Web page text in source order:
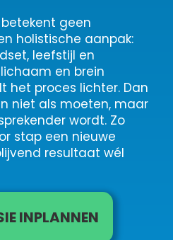
geen
holistische aanpak:
leefstijl en
en brein
het proces lichter. Dan
niet als moeten, maar
wordt. Zo
stap een nieuwe
resultaat wél
INPLANNEN